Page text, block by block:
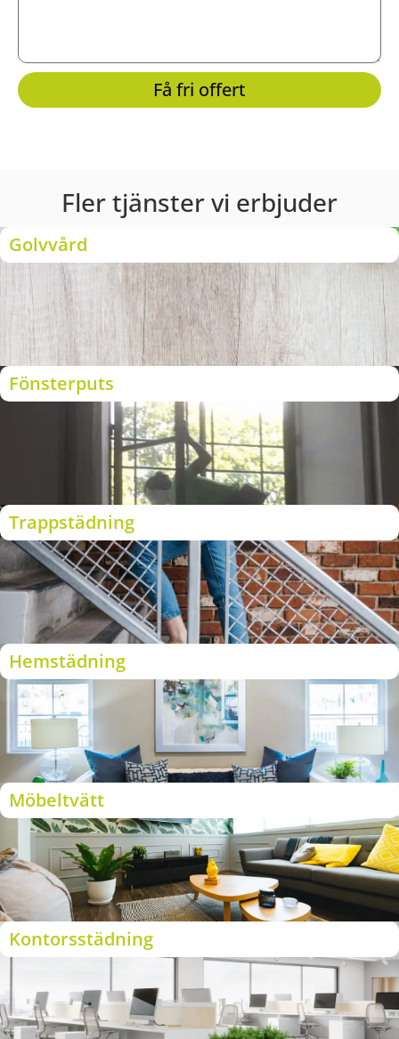
Få fri offert
Fler tjänster vi erbjuder
Golvvård
Fönsterputs
Trappstädning
Hemstädning
Möbeltvätt
Kontorsstädning